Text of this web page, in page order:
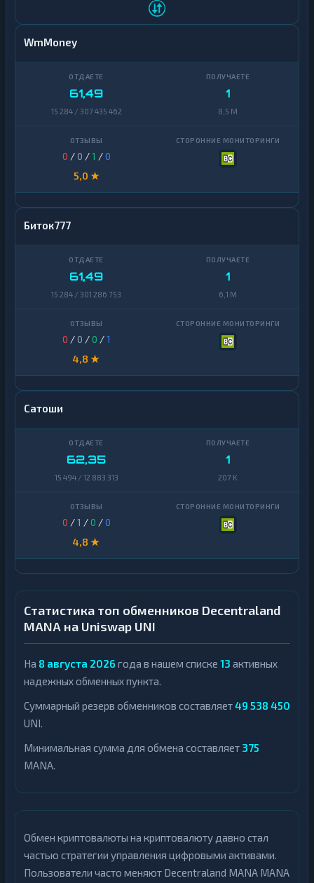
WmMoney
61,49
15 284 / 307 435 462
1
8,5 M
0 / 0 /1 /0
5,0 ★
Биток777
61,49
15 284 / 301 286 753
1
6,1 M
0 / 0 /0 /1
4,8 ★
Сатоши
62,35
15 494 / 12 883 313
1
207 K
0 /1 /0 /0
4,8 ★
Статистика топ обменников Decentraland
MANA на Uniswap UNI
На 8 августа 2026 года в нашем списке 13 активных
надежных обменных пункта.
Суммарный резерв обменников составляет49 538 450
UNI.
Минимальная сумма для обмена составляет 375
MANA.
Обмен криптовалюты на криптовалюту давно стал
частью стратегии управления цифровыми активами.
Пользователи часто меняют Decentraland MANA MANA